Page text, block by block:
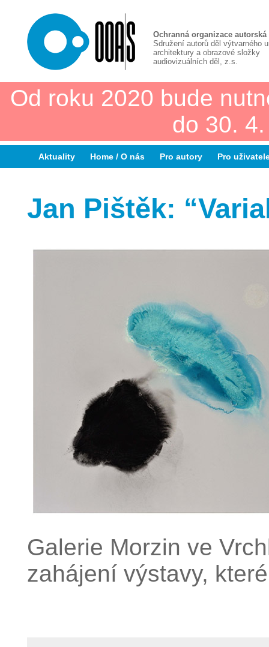
Ochranná organizace autorská
Sdružení autorů děl výtvarného
architektury a obrazové složky
audiovizuálních děl, z.s.
Od roku 2020 bude
do 30.
Aktuality Home / O nás Pro autory Pro
Jan Pištěk:
Galerie Morzin ve
zahájení výstavy,